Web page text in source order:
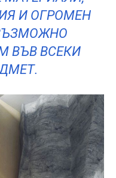
И ОГРОМЕН
ВЪВ ВСЕКИ